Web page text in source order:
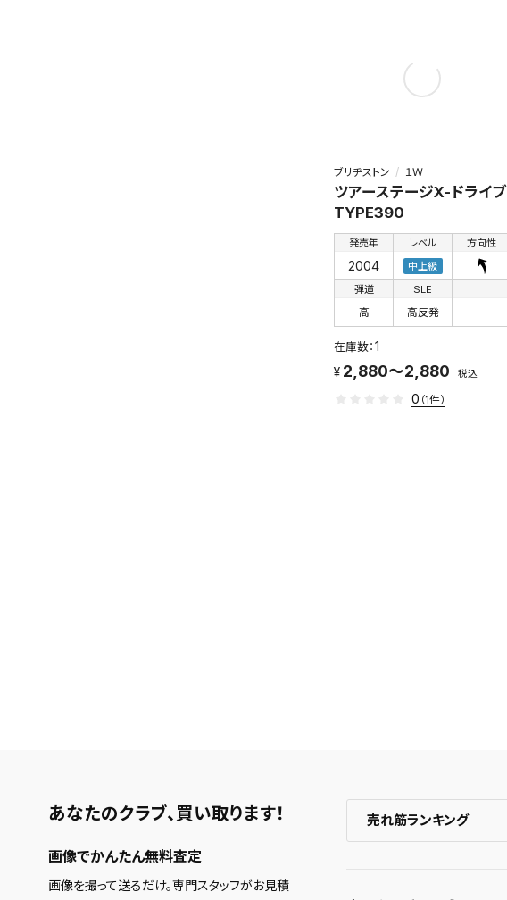
ブリヂストン １Ｗ
ツアーステージX-ドライブ
TYPE390
発売年
2004
レベル
中上級
方向性
弾道
高
SLE
高反発
1
2,880～2,880 税込
0 （1件）
あなたのクラブ、 買い取ります！
画像でかんたん無料査定
画像を撮って送るだけ。専門スタッフがお見積
売れ筋ランキング